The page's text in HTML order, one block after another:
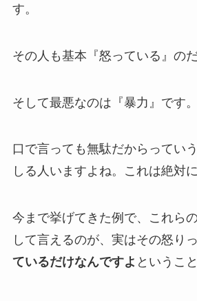
す。
その人も基本『怒っている』の
そして最悪なのは『暴力』です。
口で言っても無駄だからってい
しる人いますよね。これは絶対
今まで挙げてきた例で、これら
して言えるのが、実はその怒り
ているだけなんですよ ということ